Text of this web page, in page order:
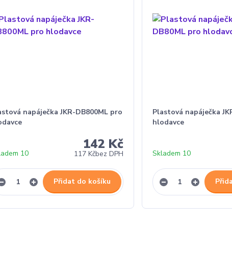
napáječka JKR-DB800ML pro
142 Kč
117 Kčbez DPH
10
Přidat do košíku
Plastová napáječka
hlodavce
Skladem 10